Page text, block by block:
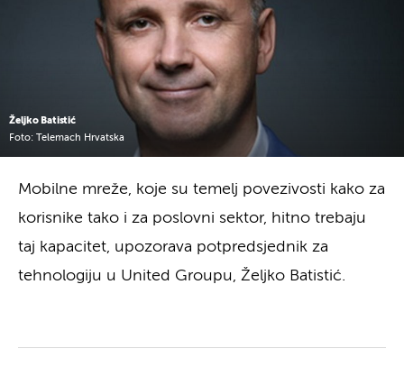
Željko Batistić
Foto: Telemach Hrvatska
Mobilne mreže, koje su temelj povezivosti kako za
korisnike tako i za poslovni sektor, hitno trebaju
taj kapacitet, upozorava potpredsjednik za
tehnologiju u United Groupu, Željko Batistić.